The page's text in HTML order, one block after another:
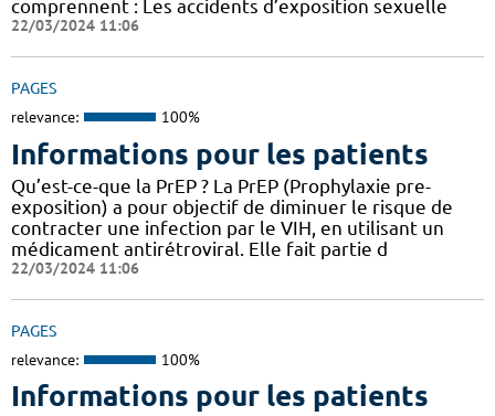
comprennent : Les accidents d’exposition sexuelle
22/03/2024 11:06
PAGES
relevance: 100%
Informations pour les patients
Qu’est-ce-que la PrEP ? La PrEP (Prophylaxie pre-
exposition) a pour objectif de diminuer le risque de
contracter une infection par le VIH, en utilisant un
médicament antirétroviral. Elle fait partie d
22/03/2024 11:06
PAGES
relevance: 100%
Informations pour les patients